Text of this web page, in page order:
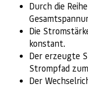
Durch die
Die
konstant.
Der erzeugte
Strompfad
Der